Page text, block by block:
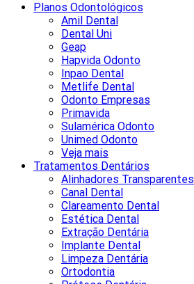
Planos Odontológicos
Amil Dental
Dental Uni
Geap
Hapvida Odonto
Inpao Dental
Metlife Dental
Odonto Empresas
Primavida
Sulamérica Odonto
Unimed Odonto
Veja mais
Tratamentos Dentários
Alinhadores Transparentes
Canal Dental
Clareamento Dental
Estética Dental
Extração Dentária
Implante Dental
Limpeza Dentária
Ortodontia